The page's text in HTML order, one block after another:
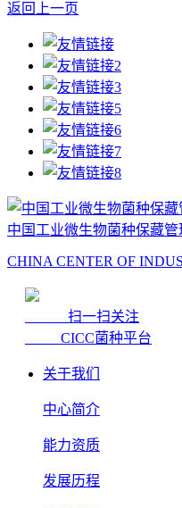
返回上一页
中国工业微生物菌种保藏管
CHINA CENTER OF
扫一扫关注
CICC菌种平台
关于我们
中心简介
能力资质
发展历程